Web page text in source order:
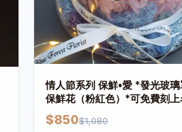
情人節系列 保鮮•愛 *發光玻
保鮮花（粉紅色）*可免費刻上
福字句
$850$1,080